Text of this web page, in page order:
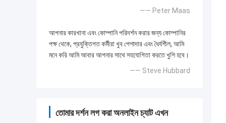
—— Peter Maas
আপনার কারখানা এবং কোম্পানি পরিদর্শন করার জন্য কোম্পানির
পক্ষ থেকে, প্রযুক্তিগত কর্মীরা খুব পেশাদার এবং ধৈর্যশীল, আমি
মনে করি আমি আবার আপনার সাথে সহযোগিতা করতে খুশি হবে।
—— Steve Hubbard
তোমার দর্শন লগ করা অনলাইন চ্যাট এখন